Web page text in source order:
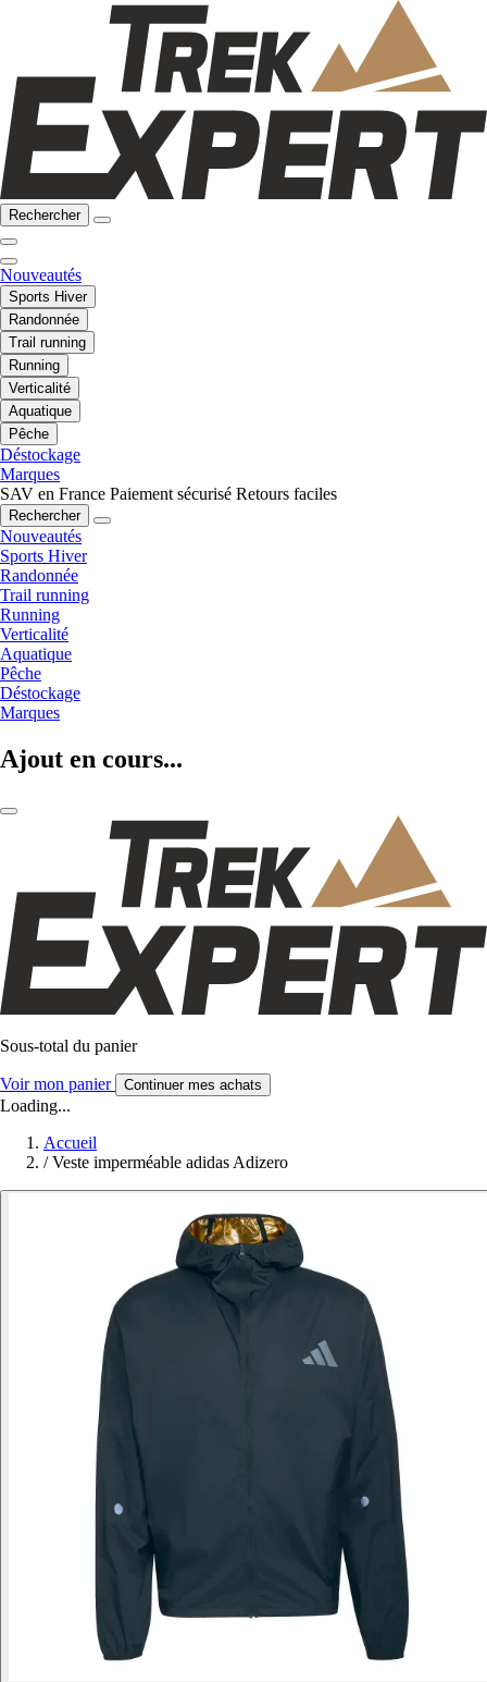
Rechercher
Nouveautés
Sports Hiver
Randonnée
Trail running
Running
Verticalité
Aquatique
Pêche
Déstockage
Marques
SAV en France Paiement sécurisé Retours faciles
Rechercher
Nouveautés
Sports Hiver
Randonnée
Trail running
Running
Verticalité
Aquatique
Pêche
Déstockage
Marques
Ajout en cours...
Sous-total du panier
Voir mon panier Continuer mes achats
Loading...
Accueil
/ Veste imperméable adidas Adizero